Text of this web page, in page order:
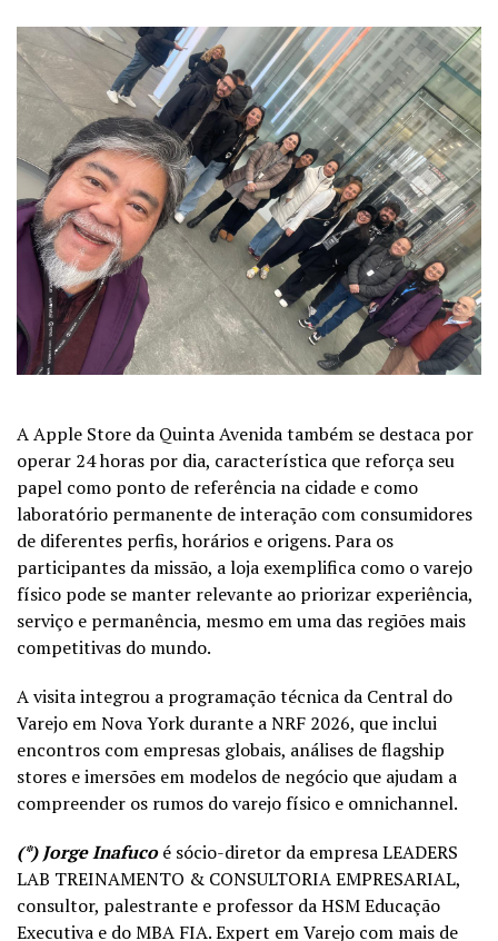
A Apple Store da Quinta Avenida também se destaca por
operar 24 horas por dia, característica que reforça seu
papel como ponto de referência na cidade e como
laboratório permanente de interação com consumidores
de diferentes perfis, horários e origens. Para os
participantes da missão, a loja exemplifica como o varejo
físico pode se manter relevante ao priorizar experiência,
serviço e permanência, mesmo em uma das regiões mais
competitivas do mundo.
A visita integrou a programação técnica da Central do
Varejo em Nova York durante a NRF 2026, que inclui
encontros com empresas globais, análises de flagship
stores e imersões em modelos de negócio que ajudam a
compreender os rumos do varejo físico e omnichannel.
(*) Jorge Inafucoé sócio-diretor da empresa LEADERS
LAB TREINAMENTO & CONSULTORIA EMPRESARIAL,
consultor, palestrante e professor da HSM Educação
Executiva e do MBA FIA. Expert em Varejo com mais de